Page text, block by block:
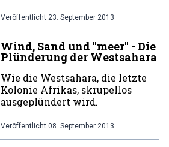
Veröffentlicht 23. September 2013
Wind, Sand und "meer" - Die
Plünderung der Westsahara
Wie die Westsahara, die letzte
Kolonie Afrikas, skrupellos
ausgeplündert wird.
Veröffentlicht 08. September 2013